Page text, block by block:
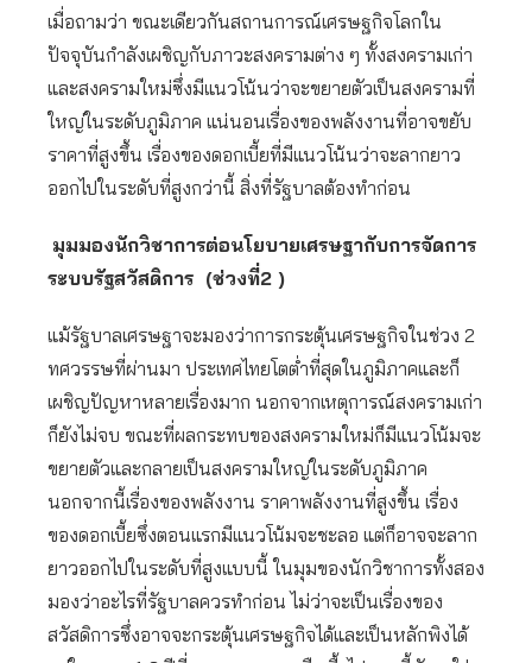
เมื่อถามว่า ขณะเดียวกันสถานการณ์เศรษฐกิจโลกใน
ปัจจุบันกำลังเผชิญกับภาวะสงครามต่าง ๆ ทั้งสงครามเก่า
และสงครามใหม่ซึ่งมีแนวโน้นว่าจะขยายตัวเป็นสงครามที่
ใหญ่ในระดับภูมิภาค แน่นอนเรื่องของพลังงานที่อาจขยับ
ราคาที่สูงขึ้น เรื่องของดอกเบี้ยที่มีแนวโน้นว่าจะลากยาว
ออกไปในระดับที่สูงกว่านี้ สิ่งที่รัฐบาลต้องทำก่อน
มุมมองนักวิชาการต่อนโยบายเศรษฐากับการจัดการ
ระบบรัฐสวัสดิการ (ช่วงที่2 )
แม้รัฐบาลเศรษฐาจะมองว่าการกระตุ้นเศรษฐกิจในช่วง 2
ทศวรรษที่ผ่านมา ประเทศไทยโตต่ำที่สุดในภูมิภาคและก็
เผชิญปัญหาหลายเรื่องมาก นอกจากเหตุการณ์สงครามเก่า
ก็ยังไม่จบ ขณะที่ผลกระทบของสงครามใหม่ก็มีแนวโน้มจะ
ขยายตัวและกลายเป็นสงครามใหญ่ในระดับภูมิภาค
นอกจากนี้เรื่องของพลังงาน ราคาพลังงานที่สูงขึ้น เรื่อง
ของดอกเบี้ยซึ่งตอนแรกมีแนวโน้มจะชะลอ แต่ก็อาจจะลาก
ยาวออกไปในระดับที่สูงแบบนี้ ในมุมของนักวิชาการทั้งสอง
มองว่าอะไรที่รัฐบาลควรทำก่อน ไม่ว่าจะเป็นเรื่องของ
สวัสดิการซึ่งอาจจะกระตุ้นเศรษฐกิจได้และเป็นหลักพิงได้